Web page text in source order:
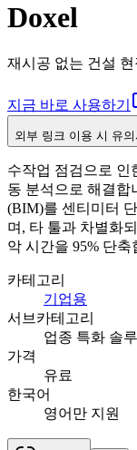
Doxel
재시공 없는 건설
지금 바로 사용하기
외부 링크 이용 시 유
수작업 점검으로 인
동 분석으로 해결합
(BIM)를 센티미터
며, 타 툴과 차별화
악 시간을 95% 단축
카테고리
기업용
서브카테고리
업종 특화 솔
가격
유료
한국어
영어만 지원